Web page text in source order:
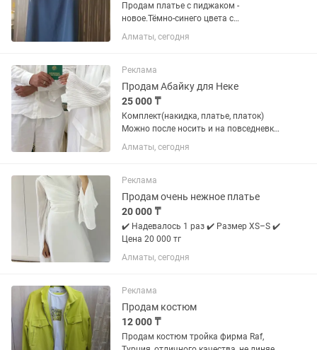
Продам платье с пиджаком -
новое.Тёмно-синего цвета с
подкладом,производство Турция -
фирма Elivana. Платье ниже колен.
ожерелья. Материал платья 90%
полиэстер и 10%...
Алматы, сегодня
Реклама
Продам Абайку для Неке
25 000 ₸
Комплект(накидка, платье, платок)
Можно после носить и на повседневку
Размер One size
Алматы, сегодня
Реклама
Продам очень нежное платье
20 000 ₸
✔️ Надевалось 1 раз ✔️ Размер XS–S ✔️
Цена 20 000 тг
Алматы, сегодня
Реклама
Продам костюм
12 000 ₸
Продам костюм тройка фирма Raf,